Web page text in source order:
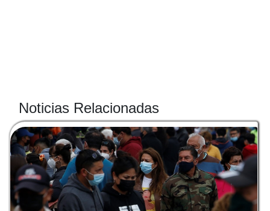
Noticias Relacionadas